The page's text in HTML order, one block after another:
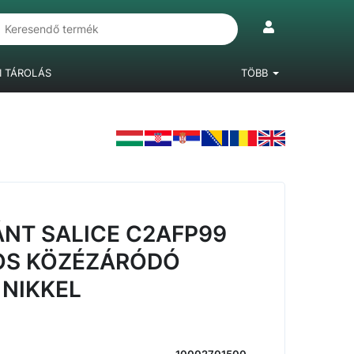
TÁROLÁS
TÖBB
SALICE C2AFP99
KÖZÉZÁRÓDÓ